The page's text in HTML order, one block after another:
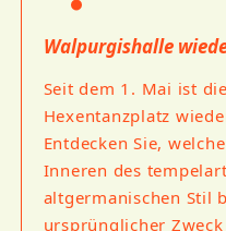
Walpurgishalle
Seit dem 1. Mai ist
Hexentanzplatz
Entdecken Sie,
Inneren des
altgermanischen Stil
ursprünglicher